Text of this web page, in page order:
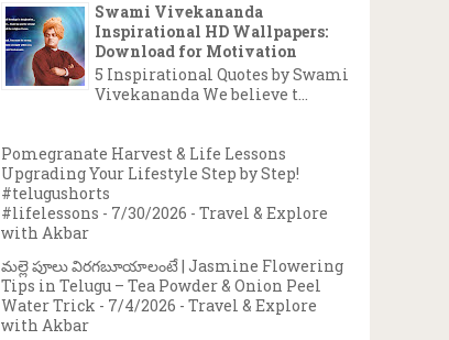
Swami Vivekananda
Inspirational HD Wallpapers:
Download for Motivation
5 Inspirational Quotes by Swami
Vivekananda We believe t...
Pomegranate Harvest & Life Lessons
Upgrading Your Lifestyle Step by Step!
#telugushorts
#lifelessons - 7/30/2026 - Travel & Explore
with Akbar
మల్లె పూలు విరగబూయాలంటే | Jasmine Flowering
Tips in Telugu – Tea Powder & Onion Peel
Water Trick - 7/4/2026 - Travel & Explore
with Akbar